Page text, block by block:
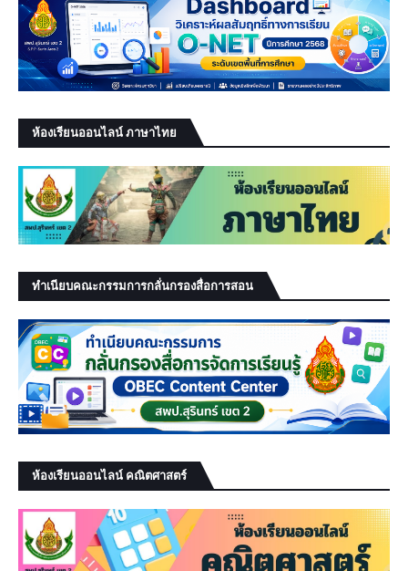
ห้องเรียนออนไลน์ ภาษาไทย
ทำเนียบคณะกรรมการกลั่นกรองสื่อการสอน
ห้องเรียนออนไลน์ คณิตศาสตร์